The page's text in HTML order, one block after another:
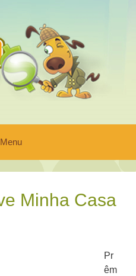
Menu
Minha Casa
Pr
êm